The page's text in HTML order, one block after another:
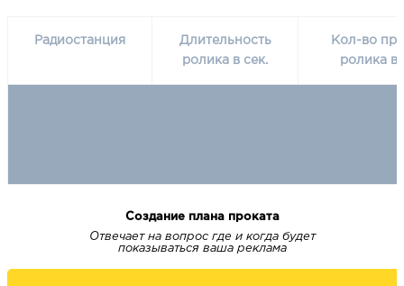
Радиостанция
Длительность
ролика в сек.
Кол-во
ролика в
Создание плана проката
Отвечает на вопрос где и когда будет
показываться ваша реклама